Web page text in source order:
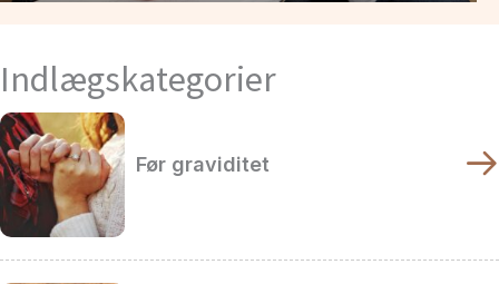
Indlægskategorier
Før graviditet